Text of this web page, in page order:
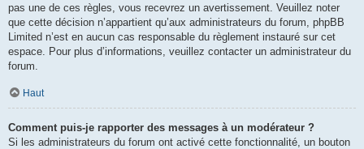
pas une de ces règles, vous recevrez un avertissement. Veuillez noter
que cette décision n’appartient qu’aux administrateurs du forum, phpBB
Limited n’est en aucun cas responsable du règlement instauré sur cet
espace. Pour plus d’informations, veuillez contacter un administrateur du
forum.
Haut
Comment puis-je rapporter des messages à un modérateur ?
Si les administrateurs du forum ont activé cette fonctionnalité, un bouton